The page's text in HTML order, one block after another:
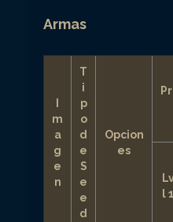
Armas
m
a
g
e
n
T
i
p
o
d
e
S
e
e
d
Opcion
es
l 1